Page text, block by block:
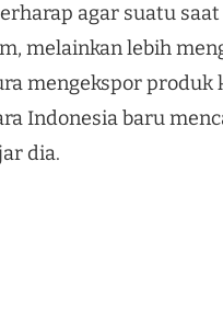
agar suatu
melainkan lebih
mengekspor produk
Indonesia baru
dia.